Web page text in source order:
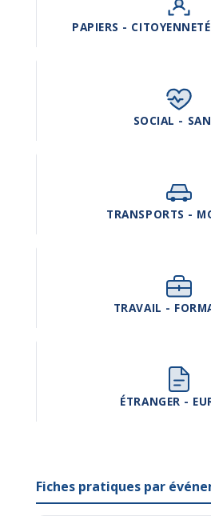
PAPIERS -
SOCIAL -
TRANSPORTS -
TRAVAIL -
ÉTRANGER -
Fiches pratiques par